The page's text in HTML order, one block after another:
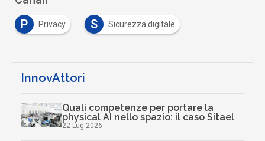
P
Privacy S Sicurezza digitale
InnovAttori
Quali competenze per portare la
physical AI nello spazio: il caso Sitael
22 Lug 2026